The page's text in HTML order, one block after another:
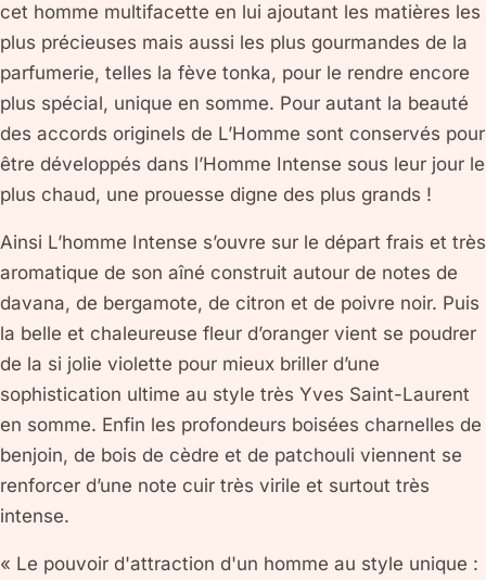
cet homme multifacette en lui ajoutant les matières les
plus précieuses mais aussi les plus gourmandes de la
parfumerie, telles la fève tonka, pour le rendre encore
plus spécial, unique en somme. Pour autant la beauté
des accords originels de L’Homme sont conservés pour
être développés dans l’Homme Intense sous leur jour le
plus chaud, une prouesse digne des plus grands !
Ainsi L’homme Intense s’ouvre sur le départ frais et très
aromatique de son aîné construit autour de notes de
davana, de bergamote, de citron et de poivre noir. Puis
la belle et chaleureuse fleur d’oranger vient se poudrer
de la si jolie violette pour mieux briller d’une
sophistication ultime au style très Yves Saint-Laurent
en somme. Enfin les profondeurs boisées charnelles de
benjoin, de bois de cèdre et de patchouli viennent se
renforcer d’une note cuir très virile et surtout très
intense.
« Le pouvoir d'attraction d'un homme au style unique :